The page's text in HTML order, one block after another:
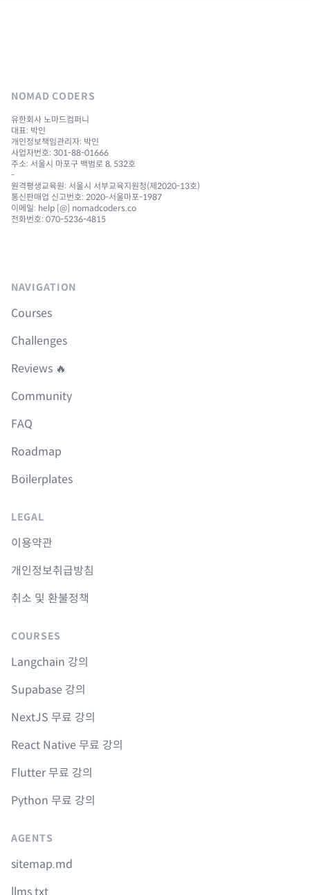
NOMAD CODERS
유한회사 노마드컴퍼니
대표: 박인
개인정보책임관리자: 박인
사업자번호: 301-88-01666
주소: 서울시 마포구 백범로 8, 532호
-
원격평생교육원: 서울시 서부교육지원청(제2020-13호)
통신판매업 신고번호: 2020-서울마포-1987
이메일: help [@] nomadcoders.co
전화번호: 070-5236-4815
NAVIGATION
Courses
Challenges
Reviews 🔥
Community
FAQ
Roadmap
Boilerplates
LEGAL
이용약관
개인정보취급방침
취소 및 환불정책
COURSES
Langchain 강의
Supabase 강의
NextJS 무료 강의
React Native 무료 강의
Flutter 무료 강의
Python 무료 강의
AGENTS
sitemap.md
llms.txt